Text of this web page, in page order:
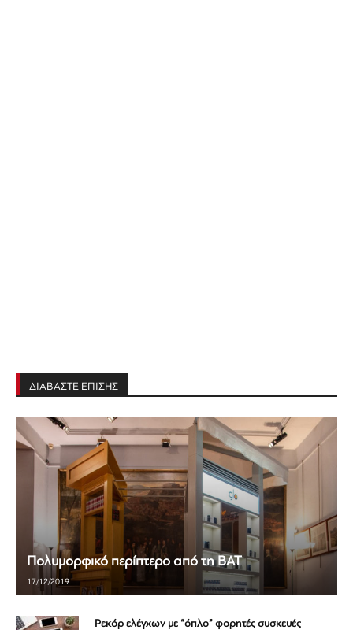
ΔΙΑΒΑΣΤΕ ΕΠΙΣΗΣ
Πολυμορφικό περίπτερο από τη BAT
17/12/2019
Ρεκόρ ελέγχων με “όπλο” φορητές συσκευές